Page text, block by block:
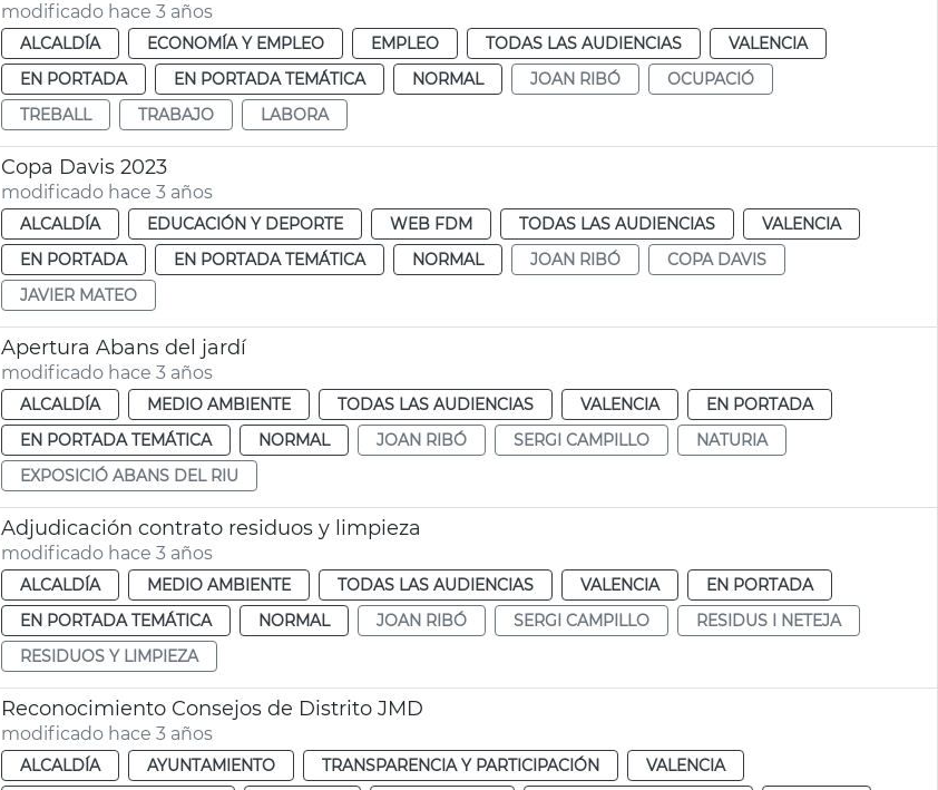
modificado hace 3 años
ALCALDÍA ECONOMÍA Y EMPLEO EMPLEO TODAS LAS AUDIENCIAS
VALENCIA
EN PORTADA
EN PORTADA TEMÁTICA NORMAL JOAN RIBÓ
OCUPACIÓ
TREBALL
TRABAJO LABORA
Copa Davis 2023
modificado hace 3 años
ALCALDÍA EDUCACIÓN Y DEPORTE WEB FDM TODAS LAS AUDIENCIAS
VALENCIA
EN PORTADA
EN PORTADA TEMÁTICA NORMAL JOAN RIBÓ
COPA DAVIS
JAVIER MATEO
Apertura Abans del jardí
modificado hace 3 años
ALCALDÍA MEDIO AMBIENTE TODAS LAS AUDIENCIAS VALENCIA
EN PORTADA
EN PORTADA TEMÁTICA
NORMAL JOAN RIBÓ SERGI CAMPILLO
NATURIA
EXPOSICIÓ ABANS DEL RIU
Adjudicación contrato residuos y limpieza
modificado hace 3 años
ALCALDÍA MEDIO AMBIENTE TODAS LAS AUDIENCIAS VALENCIA
EN PORTADA
EN PORTADA TEMÁTICA
NORMAL JOAN RIBÓ SERGI CAMPILLO
RESIDUS I NETEJA
RESIDUOS Y LIMPIEZA
Reconocimiento Consejos de Distrito JMD
modificado hace 3 años
ALCALDÍA AYUNTAMIENTO TRANSPARENCIA Y PARTICIPACIÓN
VALENCIA